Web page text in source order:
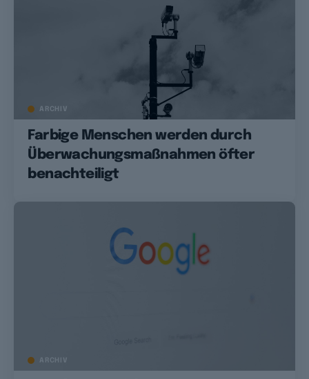
ARCHIV
Farbige Menschen werden durch
Überwachungsmaßnahmen öfter
benachteiligt
ARCHIV